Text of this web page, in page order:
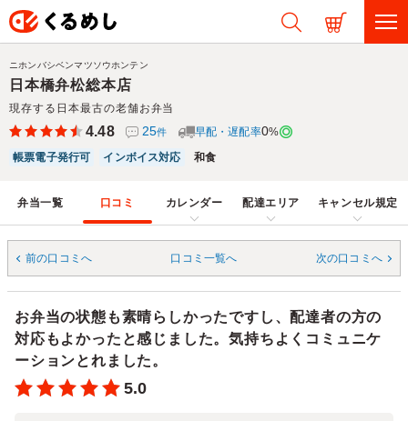
日本橋弁松総本店
現存する日本最古の老舗お弁当
ニホンバシベンマツソウホンテン
4.48 25件 早配・遅配率0%
帳票電子発行可
インボイス対応 和食
弁当一覧 口コミ カレンダー 配達エリア キャンセル規定
前の口コミへ 口コミ一覧へ 次の口コミへ
お弁当の状態も素晴らしかったですし、配達者の方の
対応もよかったと感じました。気持ちよくコミュニケ
ーションとれました。
5.0